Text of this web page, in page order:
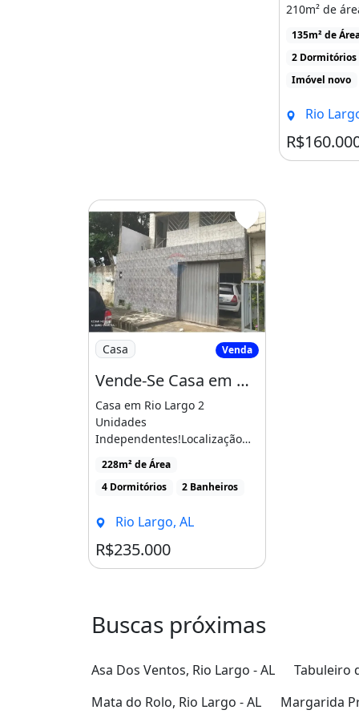
Área de serviço
210m² de
com piscina,
[...]
135m² de
2 Dormitórios
Imóvel novo
Rio
Imagem: Vende-Se Casa em Rio Largo
Casa Venda
Vende-Se Casa em Rio Largo
Casa em Rio Largo 2
Unidades
Independentes!Localização
privilegiada Rua
pavimentada, próximo ao [...]
228m² de Área
4 Dormitórios
2 Banheiros
Rio Largo, AL
R$235.000
Buscas próximas
Asa Dos Ventos, Rio Largo - AL Tabuleiro
Mata do Rolo, Rio Largo - AL
Margarida